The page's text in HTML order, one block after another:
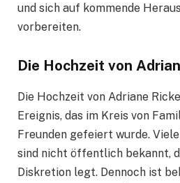
und sich auf kommende
vorbereiten.
Die Hochzeit von
Die Hochzeit von Adriane
Ereignis, das im Kreis von
Freunden gefeiert wurde.
sind nicht öffentlich bekannt,
Diskretion legt. Dennoch ist